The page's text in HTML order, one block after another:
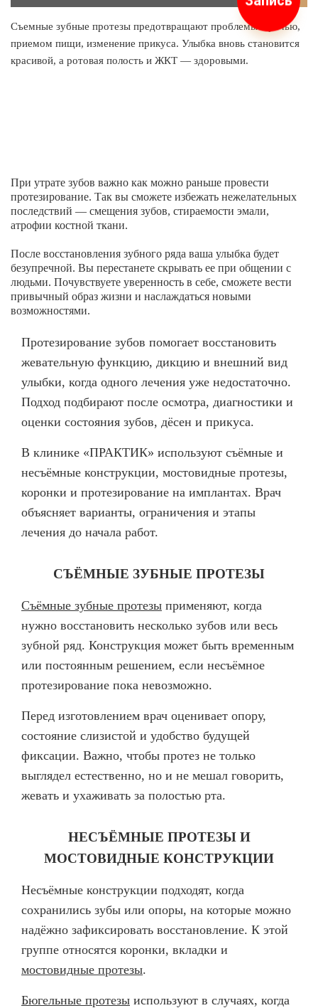
Съемные зубные протезы предотвращают проблемы с речью,
приемом пищи, изменение прикуса. Улыбка вновь становится
красивой, а ротовая полость и ЖКТ — здоровыми.
При утрате зубов важно как можно раньше провести
протезирование. Так вы сможете избежать нежелательных
последствий — смещения зубов, стираемости эмали,
атрофии костной ткани.
После восстановления зубного ряда ваша улыбка будет
безупречной. Вы перестанете скрывать ее при общении с
людьми. Почувствуете уверенность в себе, сможете вести
привычный образ жизни и наслаждаться новыми
возможностями.
Протезирование зубов помогает восстановить
жевательную функцию, дикцию и внешний вид
улыбки, когда одного лечения уже недостаточно.
Подход подбирают после осмотра, диагностики и
оценки состояния зубов, дёсен и прикуса.
В клинике «ПРАКТИК» используют съёмные и
несъёмные конструкции, мостовидные протезы,
коронки и протезирование на имплантах. Врач
объясняет варианты, ограничения и этапы
лечения до начала работ.
СЪЁМНЫЕ ЗУБНЫЕ ПРОТЕЗЫ
Съёмные зубные протезы применяют, когда
нужно восстановить несколько зубов или весь
зубной ряд. Конструкция может быть временным
или постоянным решением, если несъёмное
протезирование пока невозможно.
Перед изготовлением врач оценивает опору,
состояние слизистой и удобство будущей
фиксации. Важно, чтобы протез не только
выглядел естественно, но и не мешал говорить,
жевать и ухаживать за полостью рта.
НЕСЪЁМНЫЕ ПРОТЕЗЫ И
МОСТОВИДНЫЕ КОНСТРУКЦИИ
Несъёмные конструкции подходят, когда
сохранились зубы или опоры, на которые можно
надёжно зафиксировать восстановление. К этой
группе относятся коронки, вкладки и
мостовидные протезы.
Бюгельные протезы используют в случаях, когда